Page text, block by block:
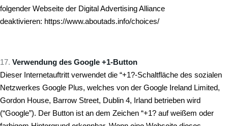
folgender Webseite der Digital Advertising Alliance
deaktivieren: https://www.aboutads.info/choices/
Verwendung des Google +1-Button
Dieser Internetauftritt verwendet die “+1?-Schaltfläche des sozialen
Netzwerkes Google Plus, welches von der Google Ireland Limited,
Gordon House, Barrow Street, Dublin 4, Irland betrieben wird
(“Google”). Der Button ist an dem Zeichen “+1? auf weißem oder